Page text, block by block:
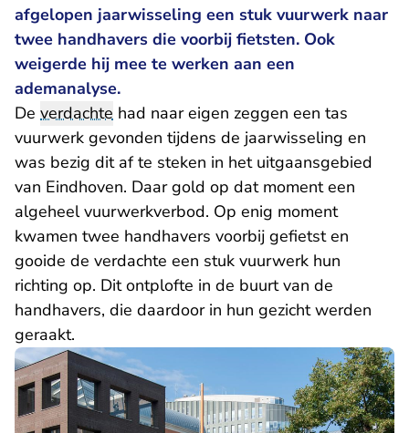
afgelopen jaarwisseling een stuk vuurwerk naar
twee handhavers die voorbij fietsten. Ook
weigerde hij mee te werken aan een
ademanalyse.
De verdachte had naar eigen zeggen een tas
vuurwerk gevonden tijdens de jaarwisseling en
was bezig dit af te steken in het uitgaansgebied
van Eindhoven. Daar gold op dat moment een
algeheel vuurwerkverbod. Op enig moment
kwamen twee handhavers voorbij gefietst en
gooide de verdachte een stuk vuurwerk hun
richting op. Dit ontplofte in de buurt van de
handhavers, die daardoor in hun gezicht werden
geraakt.